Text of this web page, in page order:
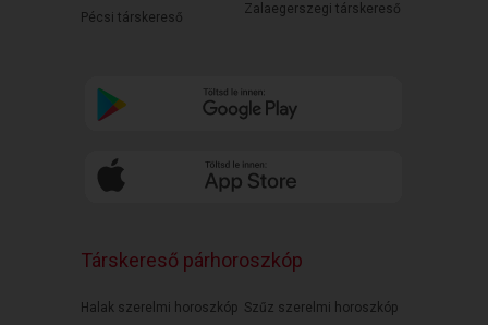
Pécsi társkereső
Zalaegerszegi társkereső
Társkereső párhoroszkóp
Halak szerelmi horoszkóp Szűz szerelmi horoszkóp